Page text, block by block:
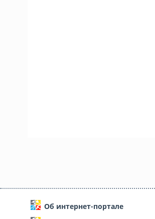
Об интернет-портале